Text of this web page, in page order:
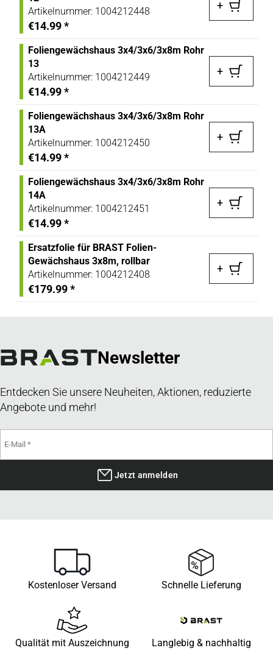
Artikelnummer: 1004212448
€14.99*
+
Foliengewächshaus 3x4/3x6/3x8m Rohr
13
Artikelnummer: 1004212449
€14.99*
+
Foliengewächshaus 3x4/3x6/3x8m Rohr
13A
Artikelnummer: 1004212450
€14.99*
+
Foliengewächshaus 3x4/3x6/3x8m Rohr
14A
Artikelnummer: 1004212451
€14.99*
+
Ersatzfolie für BRAST Folien-
Gewächshaus 3x8m, rollbar
Artikelnummer: 1004212408
€179.99*
+
Newsletter
Entdecken Sie unsere Neuheiten, Aktionen, reduzierte
Angebote und mehr!
Jetzt anmelden
Kostenloser Versand Schnelle Lieferung
Qualität mit Auszeichnung Langlebig & nachhaltig